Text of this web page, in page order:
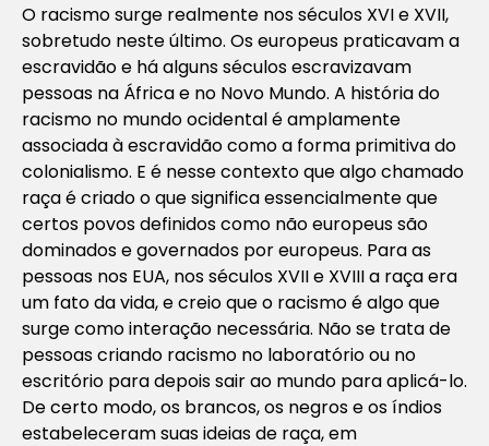
O racismo surge realmente nos séculos XVI e XVII,
sobretudo neste último. Os europeus praticavam a
escravidão e há alguns séculos escravizavam
pessoas na África e no Novo Mundo. A história do
racismo no mundo ocidental é amplamente
associada à escravidão como a forma primitiva do
colonialismo. E é nesse contexto que algo chamado
raça é criado o que significa essencialmente que
certos povos definidos como não europeus são
dominados e governados por europeus. Para as
pessoas nos EUA, nos séculos XVII e XVIII a raça era
um fato da vida, e creio que o racismo é algo que
surge como interação necessária. Não se trata de
pessoas criando racismo no laboratório ou no
escritório para depois sair ao mundo para aplicá-lo.
De certo modo, os brancos, os negros e os índios
estabeleceram suas ideias de raça, em